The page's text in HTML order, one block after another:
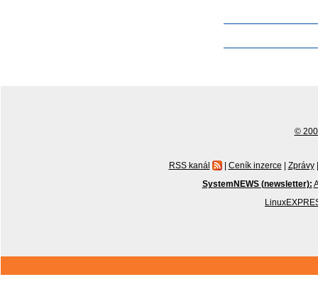
©
RSS kanál | Ceník inzerce | Zprávy |
SystemNEWS (newsletter):